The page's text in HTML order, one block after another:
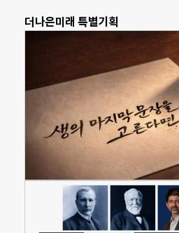
더나은미래 특별기획